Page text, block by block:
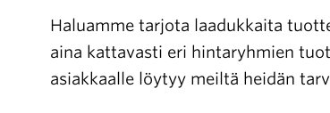
Haluamme tarjota laadukkaita
aina kattavasti eri hintaryhmien
asiakkaalle löytyy meiltä heidän